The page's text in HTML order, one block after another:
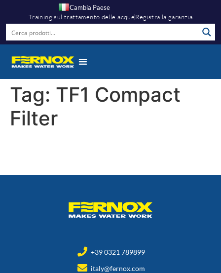
Cambia Paese
Training sul trattamento delle acqueRegistra la garanzia
Tag: TF1 Compact
Filter
+39 0321 789899
italy@fernox.com